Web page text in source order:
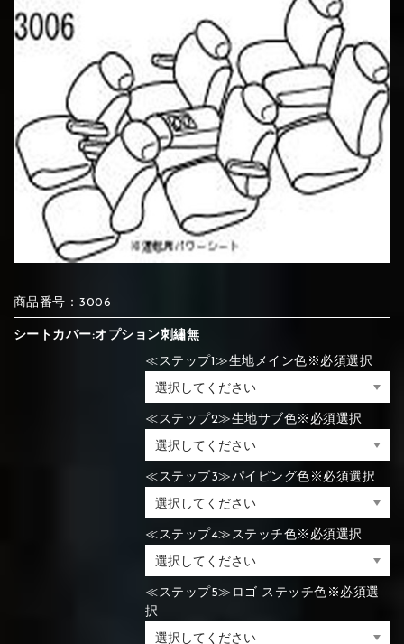
⑩White ⑪Black ⑫Ivory
⑬Light gray ⑭Caramel
⑦Blue ⑧Orange ⑨Pink
⑩White ⑪Black ⑫Ivory
⑬Light gray ⑭Caramel ⑮Wine red
④Brown ⑤Dark Brown ⑥Yellow
⑦Blue ⑧Orange ⑨Pink
⑭Caramel ⑮Wine red
④Beige ⑤Ivory ⑥Red
⑦Wine-red ⑧Yellow ⑨Orange
⑭Pink ⑮Rose pink
⑰Silver ⑱Green
④Beige ⑤Ivory ⑥Red
⑦Wine-red ⑧Yellow ⑨Orange
⑩Brown
⑭Pink ⑮Rose pink
⑰Silver ⑱Green
商品番号：3006
シートカバー:オプション刺繡無
≪ステップ1≫生地メイン色※必須選択
≪ステップ2≫生地サブ色※必須選択
≪ステップ3≫パイピング色※必須選択
≪ステップ4≫ステッチ色※必須選択
≪ステップ5≫ロゴ ステッチ色※必須選
択